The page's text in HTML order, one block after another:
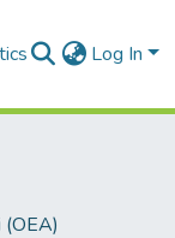
Log In
(ОЕА)